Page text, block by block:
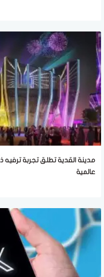
مدينة القدية تطلق تجربة ترفيه
عالمية